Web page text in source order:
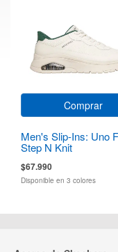
Comprar
Men's Slip-Ins: Uno
Step N Knit
$67.990
Disponible en 3 colores